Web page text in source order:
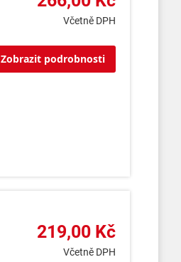
Včetně DPH
Zobrazit podrobnosti
219,00 Kč
Včetně DPH